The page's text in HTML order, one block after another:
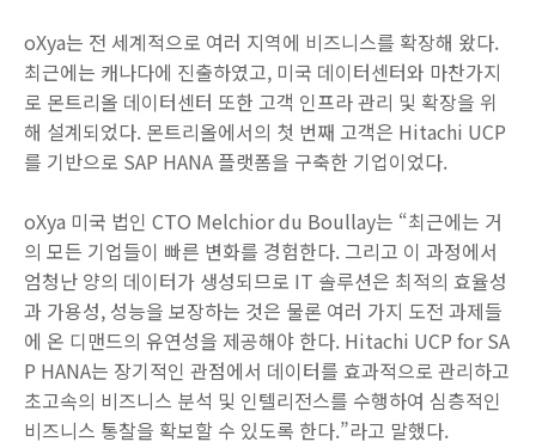
oXya는 전 세계적으로 여러 지역에 비즈니스를 확장해 왔다.
최근에는 캐나다에 진출하였고, 미국 데이터센터와 마찬가지
로 몬트리올 데이터센터 또한 고객 인프라 관리 및 확장을 위
해 설계되었다. 몬트리올에서의 첫 번째 고객은 Hitachi UCP
를 기반으로 SAP HANA 플랫폼을 구축한 기업이었다.
oXya 미국 법인 CTO Melchior du Boullay는 “최근에는 거
의 모든 기업들이 빠른 변화를 경험한다. 그리고 이 과정에서
엄청난 양의 데이터가 생성되므로 IT 솔루션은 최적의 효율성
과 가용성, 성능을 보장하는 것은 물론 여러 가지 도전 과제들
에 온 디맨드의 유연성을 제공해야 한다. Hitachi UCP for SA
P HANA는 장기적인 관점에서 데이터를 효과적으로 관리하고
초고속의 비즈니스 분석 및 인텔리전스를 수행하여 심층적인
비즈니스 통찰을 확보할 수 있도록 한다.”라고 말했다.